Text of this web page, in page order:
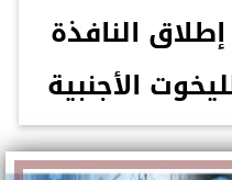
النافذة
الأجنبية